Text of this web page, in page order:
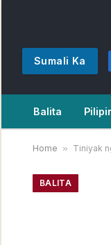
Sumali Ka
Balita
Home » Tiniyak
BALITA